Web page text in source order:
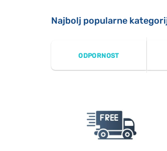
Najbolj popularne
ODPORNOST